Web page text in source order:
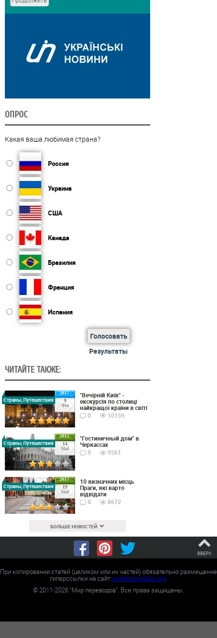
ОПРОС
Какая ваша любимая страна?
Россия
Украина
США
Канада
Бразилия
Франция
Испания
Голосовать
Результаты
ЧИТАЙТЕ ТАКЖЕ:
2017
9
Фев
Страны, Путешествия
"Вечірній Київ" -
екскурсія по столиці
найкращої країни в світі
0
10159
2015
14
Май
Страны, Путешествия
"Гостиничный дом" в
Черкассах
0
9561
2017
19
Май
Страны, Путешествия
10 визначних місць
Праги, які варто
відвідати
0
8672
БОЛЬШЕ НОВОСТЕЙ
ВВЕРХ
При копировании статей (целиком или их частей) обязательно размещение
гиперссылки на сайтworldtranslation.org.
©2011-2026 "Мир переводов". Все права защищены.